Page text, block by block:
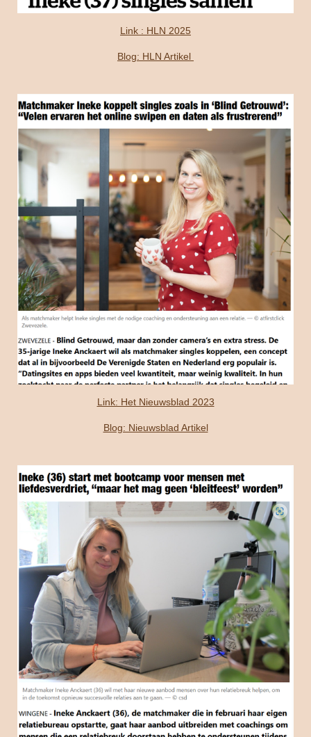
Link : HLN 2025
Blog: HLN Artikel
Link: Het Nieuwsblad 2023
Blog: Nieuwsblad Artikel